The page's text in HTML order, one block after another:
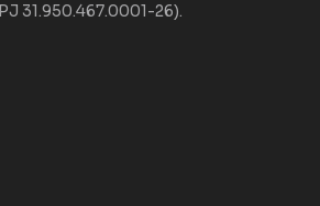
31.950.467.0001-26).